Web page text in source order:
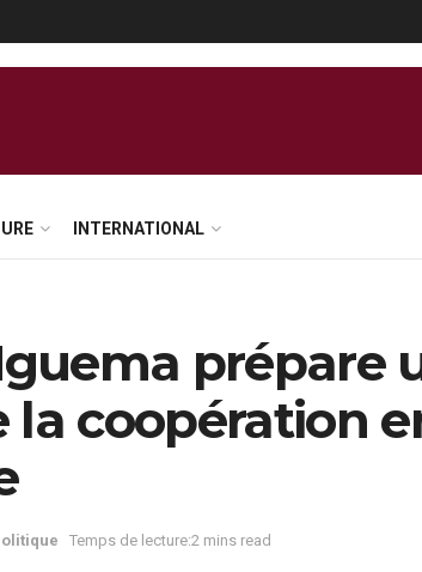
INTERNATIONAL
prépare
la coopération
Temps de lecture:2 mins read